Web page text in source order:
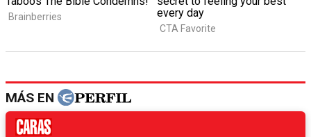
MÁS EN